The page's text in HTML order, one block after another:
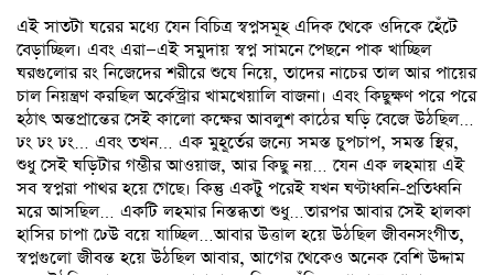
এই সাতটা ঘরের মধ্যে যেন বিচিত্র স্বপ্নসমূহ এদিক থেকে ওদিকে হেঁটে
বেড়াচ্ছিল। এবং এরা—এই সমুদায় স্বপ্ন সামনে পেছনে পাক খাচ্ছিল
ঘরগুলোর রং নিজেদের শরীরে শুষে নিয়ে, তাদের নাচের তাল আর পায়ের
চাল নিয়ন্ত্রণ করছিল অর্কেস্ট্রার খামখেয়ালি বাজনা। এবং কিছুক্ষণ পরে পরে
হঠাৎ অন্তপ্রান্তের সেই কালো কক্ষের আবলুশ কাঠের ঘড়ি বেজে উঠছিল…
ঢং ঢং ঢং… এবং তখন… এক মুহূর্তের জন্যে সমস্ত চুপচাপ, সমস্ত স্থির,
শুধু সেই ঘড়িটার গম্ভীর আওয়াজ, আর কিছু নয়… যেন এক লহমায় এই
সব স্বপ্নরা পাথর হয়ে গেছে। কিন্তু একটু পরেই যখন ঘণ্টাধ্বনি-প্রতিধ্বনি
মরে আসছিল… একটি লহমার নিস্তব্ধতা শুধু…তারপর আবার সেই হালকা
হাসির চাপা ঢেউ বয়ে যাচ্ছিল…আবার উত্তাল হয়ে উঠছিল জীবনসংগীত,
স্বপ্নগুলো জীবন্ত হয়ে উঠছিল আবার, আগের থেকেও অনেক বেশি উদ্দাম